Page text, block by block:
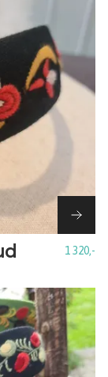
1 320,-